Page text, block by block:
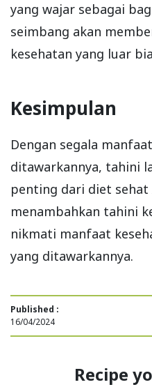
yang wajar sebagai
seimbang akan
kesehatan yang luar
Kesimpulan
Dengan segala
ditawarkannya, tahini
penting dari diet sehat
menambahkan tahini
nikmati manfaat
yang ditawarkannya.
Published :
16/04/2024
Recipe